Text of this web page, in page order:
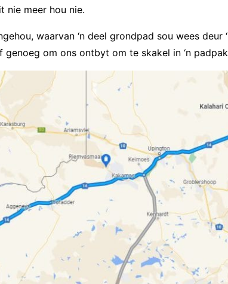
nie meer hou nie.
waarvan ‘n deel grondpad sou wees deur
genoeg om ons ontbyt om te skakel in ‘n